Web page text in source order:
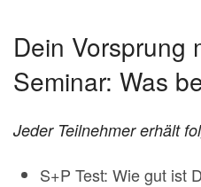
Dein Vorsprung
Seminar: Was
Jeder Teilnehmer erhält
S+P Test: Wie gut ist